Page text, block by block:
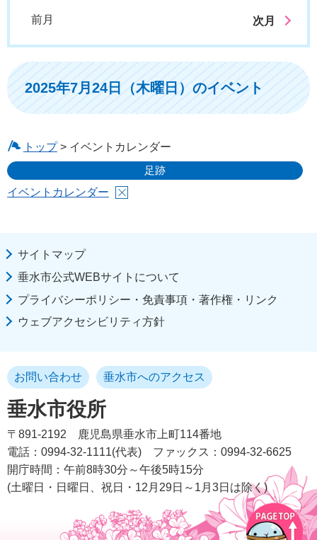
前月 次月
2025年7月24日（木曜日）のイベント
トップ> イベントカレンダー
足跡
イベントカレンダー
サイトマップ
垂水市公式WEBサイトについて
プライバシーポリシー・免責事項・著作権・リンク
ウェブアクセシビリティ方針
垂水市役所
お問い合わせ 垂水市へのアクセス
〒891-2192
鹿児島県垂水市上町114番地
電話：0994-32-1111(代表)
ファックス：0994-32-6625
開庁時間：午前8時30分～午後5時15分
(土曜日・日曜日、祝日・12月29日～1月3日は除く)